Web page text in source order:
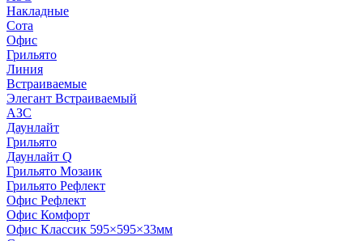
Накладные
Сота
Офис
Грильято
Линия
Встраиваемые
Элегант Встраиваемый
АЗС
Даунлайт
Грильято
Даунлайт Q
Грильято Мозаик
Грильято Рефлект
Офис Рефлект
Офис Комфорт
Офис Классик 595×595×33мм